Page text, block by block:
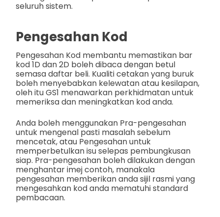
seluruh sistem.
Pengesahan Kod
Pengesahan Kod membantu memastikan bar
kod 1D dan 2D boleh dibaca dengan betul
semasa daftar beli. Kualiti cetakan yang buruk
boleh menyebabkan kelewatan atau kesilapan,
oleh itu GS1 menawarkan perkhidmatan untuk
memeriksa dan meningkatkan kod anda.
Anda boleh menggunakan Pra-pengesahan
untuk mengenal pasti masalah sebelum
mencetak, atau Pengesahan untuk
memperbetulkan isu selepas pembungkusan
siap. Pra-pengesahan boleh dilakukan dengan
menghantar imej contoh, manakala
pengesahan memberikan anda sijil rasmi yang
mengesahkan kod anda mematuhi standard
pembacaan.